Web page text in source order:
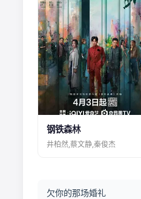
钢铁森林
井柏然,蔡文静,秦俊杰
欠你的那场婚礼